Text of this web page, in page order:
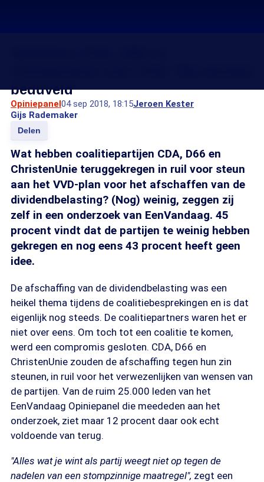
beduveld'
Opiniepanel04 sep 2018, 18:15Jeroen Kester
Gijs Rademaker
Delen
Wat hebben coalitiepartijen CDA, D66 en
ChristenUnie teruggekregen in ruil voor steun
aan het VVD-plan voor het afschaffen van de
dividendbelasting? (Nog) weinig, zeggen zij
zelf in een onderzoek van EenVandaag. 45
procent vindt dat de partijen te weinig hebben
gekregen en nog eens 43 procent heeft geen
idee.
De afschaffing van de dividendbelasting was een
heikel thema tijdens de coalitiebesprekingen en is dat
eigenlijk nog steeds. De coalitiepartners waren het er
niet over eens. Om toch tot een coalitie te komen,
werd een compromis gesloten. CDA, D66 en
ChristenUnie zouden de afschaffing tegen hun zin
steunen, in ruil voor het verwezenlijken van wensen van
de partijen. Van de ruim 25.000 leden van het
EenVandaag Opiniepanel die meededen aan het
onderzoek, ziet maar 12 procent daar ook echt
voldoende van terug.
"Alles wat je wint als partij weegt niet op tegen de
nadelen van een stompzinnige maatregel", zegt een